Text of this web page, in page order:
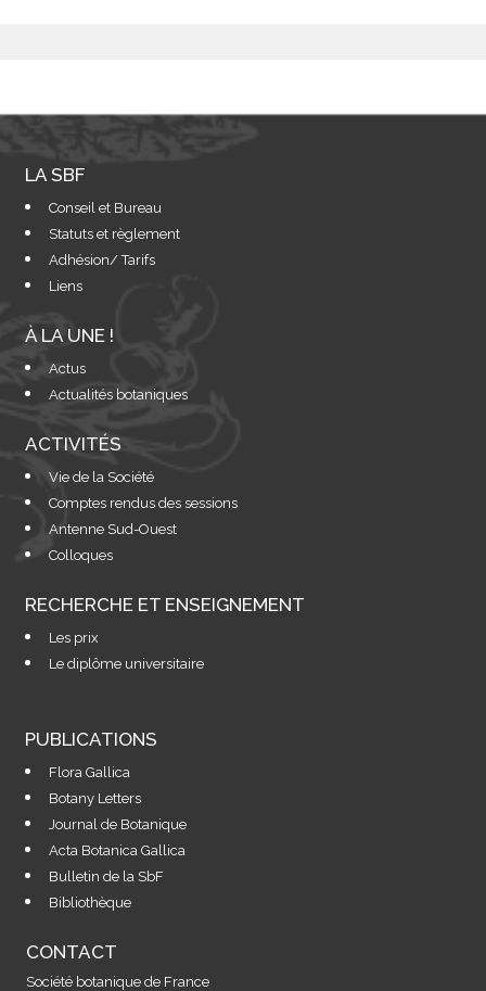
LA SBF
Conseil et Bureau
Statuts et règlement
Adhésion/ Tarifs
Liens
À LA UNE !
Actus
Actualités botaniques
ACTIVITÉS
Vie de la Société
Comptes rendus des sessions
Antenne Sud-Ouest
Colloques
RECHERCHE ET ENSEIGNEMENT
Les prix
Le diplôme universitaire
PUBLICATIONS
Flora Gallica
Botany Letters
Journal de Botanique
Acta Botanica Gallica
Bulletin de la SbF
Bibliothèque
CONTACT
Société botanique de France